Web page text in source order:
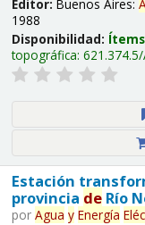
Editor: Buenos Aires:
1988
Disponibilidad:
topográfica:
Estación
provincia deRío
por Agua y Energía